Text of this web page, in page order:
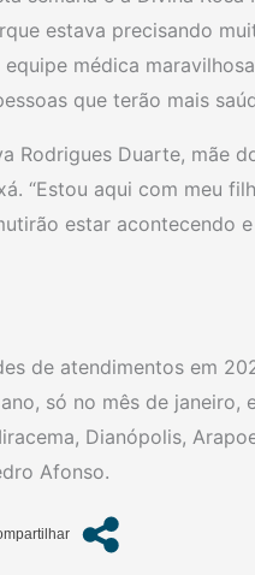
estava precisando
médica
que terão mais
Rodrigues Duarte, mãe
“Estou aqui com meu
estar acontecendo
de atendimentos em
só no mês de janeiro,
Dianópolis,
Afonso.